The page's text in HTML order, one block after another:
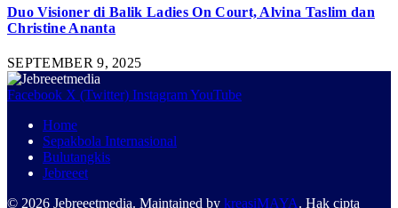
Duo Visioner di Balik Ladies On Court, Alvina Taslim dan
Christine Ananta
SEPTEMBER 9, 2025
Facebook X (Twitter) InstagramYouTube
Home
Sepakbola Internasional
Bulutangkis
Jebreeet
© 2026 Jebreeetmedia. Maintained by kreasiMAYA. Hak cipta